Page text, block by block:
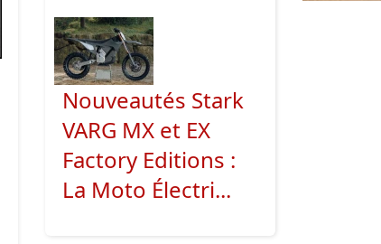
Nouveautés Stark
VARG MX et EX
Factory Editions :
La Moto Électri...